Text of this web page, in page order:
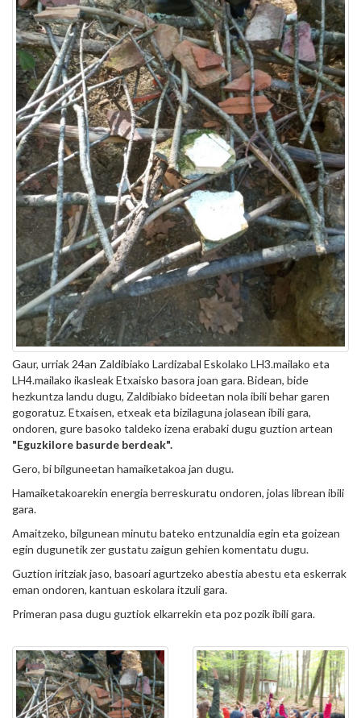
Gaur, urriak 24an Zaldibiako Lardizabal Eskolako LH3.mailako eta
LH4.mailako ikasleak Etxaisko basora joan gara. Bidean, bide
hezkuntza landu dugu, Zaldibiako bideetan nola ibili behar garen
gogoratuz. Etxaisen, etxeak eta bizilaguna jolasean ibili gara,
ondoren, gure basoko taldeko izena erabaki dugu guztion artean
"Eguzkilore basurde berdeak".
Gero, bi bilguneetan hamaiketakoa jan dugu.
Hamaiketakoarekin energia berreskuratu ondoren, jolas librean ibili
gara.
Amaitzeko, bilgunean minutu bateko entzunaldia egin eta goizean
egin dugunetik zer gustatu zaigun gehien komentatu dugu.
Guztion iritziak jaso, basoari agurtzeko abestia abestu eta eskerrak
eman ondoren, kantuan eskolara itzuli gara.
Primeran pasa dugu guztiok elkarrekin eta poz pozik ibili gara.